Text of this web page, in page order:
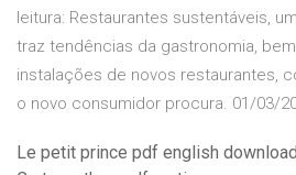
leitura: Restaurantes sustentáveis,
traz tendências da gastronomia,
instalações de novos restaurantes,
o novo consumidor procura. 01/03/
Le petit prince pdf english download